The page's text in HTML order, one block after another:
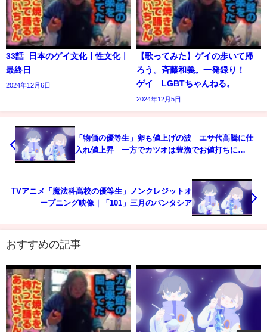
33話_日本のゲイ文化ㅣ性文化ㅣ
最終日
2024年12月6日
【歌ってみた】ゲイの歩いて帰
ろう。斉藤和義。一発録り！
ゲイ LGBTちゃんねる。
2024年12月5日
「物価の優等生」卵も値上げの波 エサ代高騰に仕
入れ値上昇 一方でカツオは豊漁でお値打ちに
TVアニメ「魔法科高校の優等生」ノンクレジットオ
ープニング映像｜「101」三月のパンタシア
おすすめの記事